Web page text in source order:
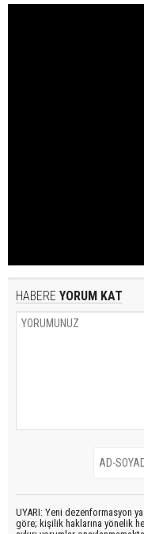
HABERE YORUM KAT
UYARI: Yeni dezenformasyon
göre; kişilik haklarına yönelik